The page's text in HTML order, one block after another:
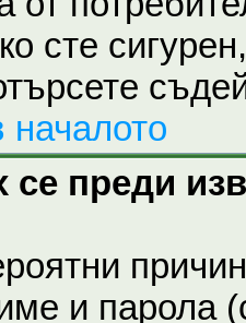
сте
началото
се преди
и парола